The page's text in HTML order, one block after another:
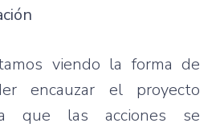
viendo la forma de
encauzar el proyecto
que las acciones se